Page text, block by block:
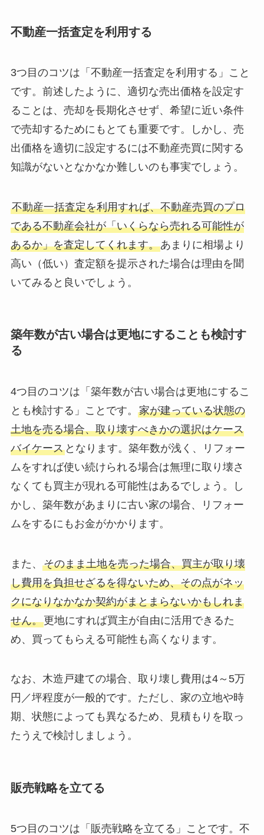
不動産一括査定を利用する
3つ目のコツは「不動産一括査定を利用する」こと
です。前述したように、適切な売出価格を設定す
ることは、売却を長期化させず、希望に近い条件
で売却するためにもとても重要です。しかし、売
出価格を適切に設定するには不動産売買に関する
知識がないとなかなか難しいのも事実でしょう。
不動産一括査定を利用すれば、不動産売買のプロ
である不動産会社が「いくらなら売れる可能性が
あるか」を査定してくれます。あまりに相場より
高い（低い）査定額を提示された場合は理由を聞
いてみると良いでしょう。
築年数が古い場合は更地にすることも検討す
る
4つ目のコツは「築年数が古い場合は更地にするこ
とも検討する」ことです。 家が建っている状態の
土地を売る場合、取り壊すべきかの選択はケース
バイケースとなります。築年数が浅く、リフォー
ムをすれば使い続けられる場合は無理に取り壊さ
なくても買主が現れる可能性はあるでしょう。し
かし、築年数があまりに古い家の場合、リフォー
ムをするにもお金がかかります。
また、 そのまま土地を売った場合、買主が取り壊
し費用を負担せざるを得ないため、その点がネッ
クになりなかなか契約がまとまらないかもしれま
せん。更地にすれば買主が自由に活用できるた
め、買ってもらえる可能性も高くなります。
なお、木造戸建ての場合、取り壊し費用は4～5万
円／坪程度が一般的です。ただし、家の立地や時
期、状態によっても異なるため、見積もりを取っ
たうえで検討しましょう。
販売戦略を立てる
5つ目のコツは「販売戦略を立てる」ことです。不